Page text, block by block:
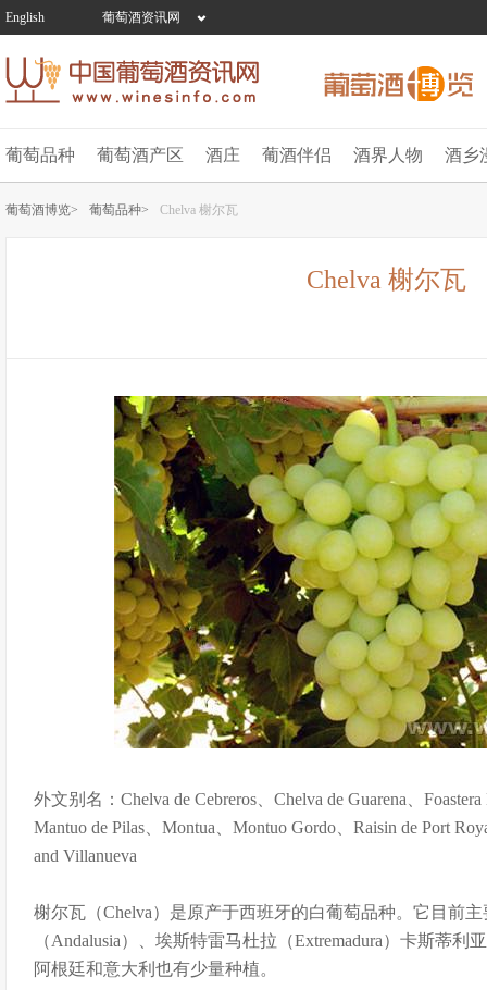
English 葡萄酒资讯网
葡萄品种 葡萄酒产区 酒庄 葡酒伴侣 酒界人物 酒乡
葡萄酒博览> 葡萄品种> Chelva 榭尔瓦
Chelva 榭尔瓦
外文别名：Chelva de Cebreros、Chelva de Guarena、
Mantuo de Pilas、Montua、Montuo Gordo、Raisin de Port
and Villanueva
榭尔瓦（Chelva）是原产于西班牙的白葡萄品种。它目前
（Andalusia）、埃斯特雷马杜拉（Extremadura）卡斯蒂利
阿根廷和意大利也有少量种植。